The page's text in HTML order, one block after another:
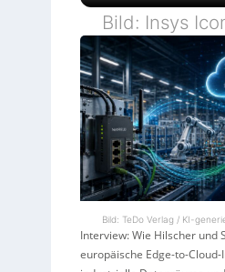
Bild: Insys
Bild: TeDo Verlag / KI-
Interview: Wie Hilscher und
europäische Edge-to-